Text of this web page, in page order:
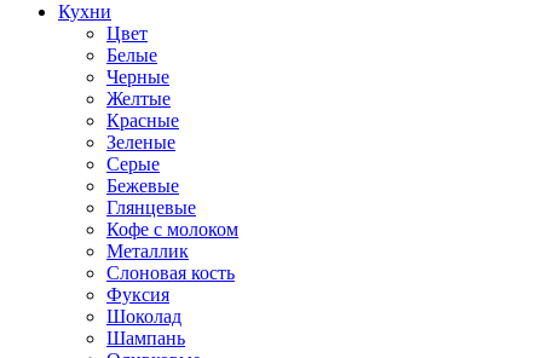
Кухни
Цвет
Белые
Черные
Желтые
Красные
Зеленые
Серые
Бежевые
Глянцевые
Кофе с молоком
Металлик
Слоновая кость
Фуксия
Шоколад
Шампань